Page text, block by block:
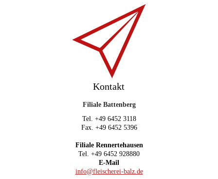
Kontakt
Filiale Battenberg
Tel. +49 6452 3118
Fax. +49 6452 5396
Filiale Rennertehausen
Tel. +49 6452 928880
E-Mail
info@fleischerei-balz.de